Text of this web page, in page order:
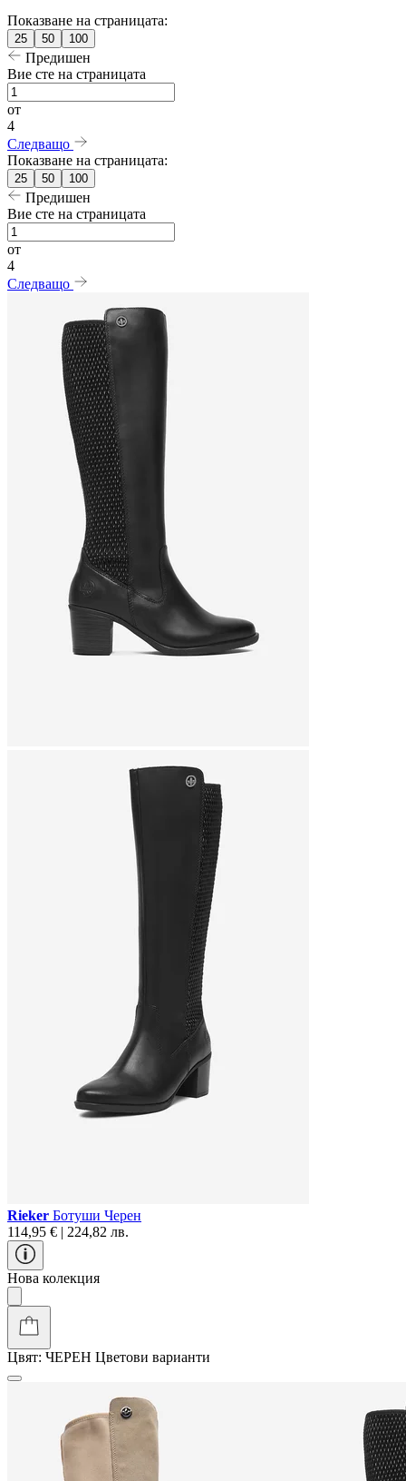
Показване на страницата:
25 50 100
Предишен
Вие сте на страницата
от
4
Следващо
Показване на страницата:
25 50 100
Предишен
Вие сте на страницата
от
4
Следващо
Rieker Ботуши Черен
114,95 € | 224,82 лв.
Нова колекция
Цвят: ЧЕРЕН Цветови варианти